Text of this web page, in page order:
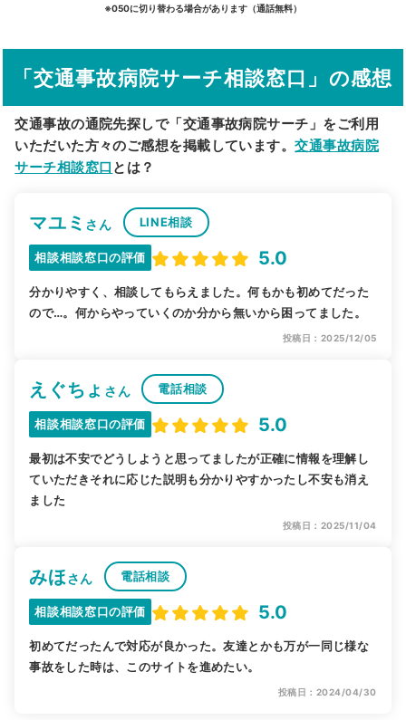
駅から探す 院名から探す
※050に切り替わる場合があります（通話無料）
「交通事故病院サーチ相談窓口」の感想
交通事故の通院先探しで「交通事故病院サーチ」をご利用
いただいた方々のご感想を掲載しています。交通事故病院
サーチ相談窓口 とは？
マユミ さん LINE相談
相談相談窓口の評価 5.0
分かりやすく、相談してもらえました。何もかも初めてだった
ので…。何からやっていくのか分から無いから困ってました。
投稿日：2025/12/05
えぐちょ さん 電話相談
相談相談窓口の評価 5.0
最初は不安でどうしようと思ってましたが正確に情報を理解し
ていただきそれに応じた説明も分かりやすかったし不安も消え
ました
投稿日：2025/11/04
みほさん 電話相談
相談相談窓口の評価 5.0
初めてだったんで対応が良かった。友達とかも万が一同じ様な
事故をした時は、このサイトを進めたい。
投稿日：2024/04/30